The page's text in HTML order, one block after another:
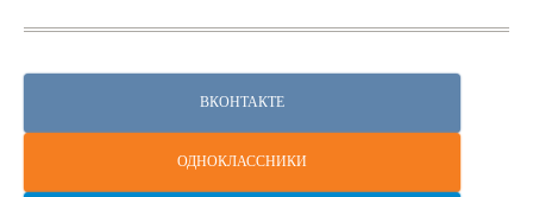
ВКОНТАКТЕ
ОДНОКЛАССНИКИ